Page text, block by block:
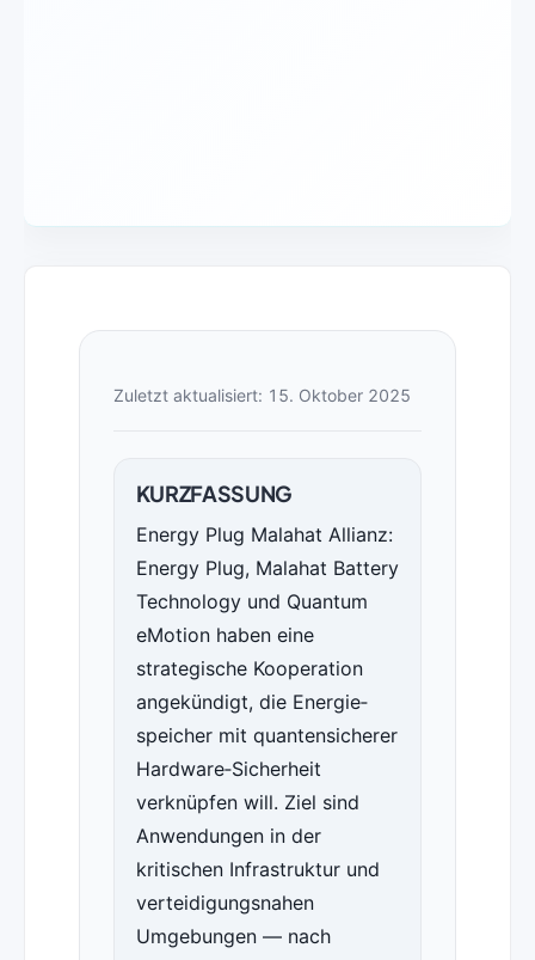
Zuletzt aktualisiert: 15. Oktober 2025
KURZFASSUNG
Energy Plug Malahat Allianz:
Energy Plug, Malahat Battery
Technology und Quantum
eMotion haben eine
strategische Kooperation
angekündigt, die Energie­
speicher mit quanten­sicherer
Hardware‑Sicherheit
verknüpfen will. Ziel sind
Anwendungen in der
kritischen Infrastruktur und
verteidigungsnahen
Umgebungen — nach